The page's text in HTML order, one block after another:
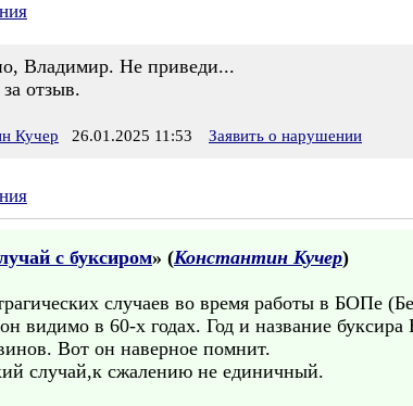
Владимир. Не приведи...
отзыв.
Кучер 26.01.2025 11:53 Заявить о нарушении
с буксиром» (Константин Кучер)
случаев во время работы в БОПе
видимо в 60-х годах. Год и название
Вот он наверное помнит.
случай,к сжалению не единичный.